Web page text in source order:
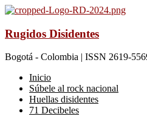
Rugidos Disidentes
Bogotá - Colombia | ISSN 2619-
Inicio
Súbele al rock nacional
Huellas disidentes
71 Decibeles